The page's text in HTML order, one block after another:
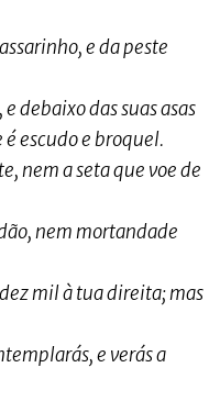
e da peste
debaixo das suas asas
escudo e broquel.
nem a seta que voe de
nem mortandade
mil à tua direita; mas
e verás a